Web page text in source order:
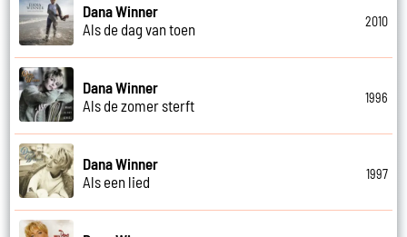
Dana Winner
Als de dag van toen
2010
Dana Winner
Als de zomer sterft
1996
Dana Winner
Als een lied
1997